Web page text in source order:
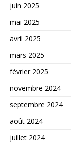
juin 2025
mai 2025
avril 2025
mars 2025
février 2025
novembre 2024
septembre 2024
août 2024
juillet 2024